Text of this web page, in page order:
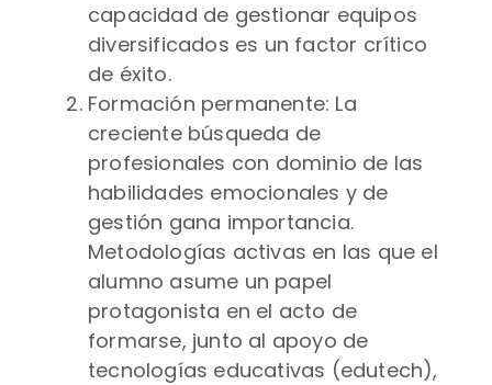
capacidad de gestionar equipos
diversificados es un factor crítico
de éxito.
Formación permanente: La
creciente búsqueda de
profesionales con dominio de las
habilidades emocionales y de
gestión gana importancia.
Metodologías activas en las que el
alumno asume un papel
protagonista en el acto de
formarse, junto al apoyo de
tecnologías educativas (edutech),